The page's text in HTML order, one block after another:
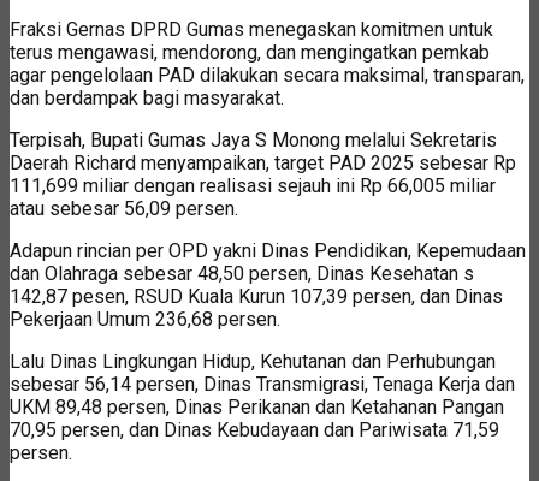
Fraksi Gernas DPRD Gumas menegaskan komitmen untuk
terus mengawasi, mendorong, dan mengingatkan pemkab
agar pengelolaan PAD dilakukan secara maksimal, transparan,
dan berdampak bagi masyarakat.
Terpisah, Bupati Gumas Jaya S Monong melalui Sekretaris
Daerah Richard menyampaikan, target PAD 2025 sebesar Rp
111,699 miliar dengan realisasi sejauh ini Rp 66,005 miliar
atau sebesar 56,09 persen.
Adapun rincian per OPD yakni Dinas Pendidikan, Kepemudaan
dan Olahraga sebesar 48,50 persen, Dinas Kesehatan s
142,87 pesen, RSUD Kuala Kurun 107,39 persen, dan Dinas
Pekerjaan Umum 236,68 persen.
Lalu Dinas Lingkungan Hidup, Kehutanan dan Perhubungan
sebesar 56,14 persen, Dinas Transmigrasi, Tenaga Kerja dan
UKM 89,48 persen, Dinas Perikanan dan Ketahanan Pangan
70,95 persen, dan Dinas Kebudayaan dan Pariwisata 71,59
persen.